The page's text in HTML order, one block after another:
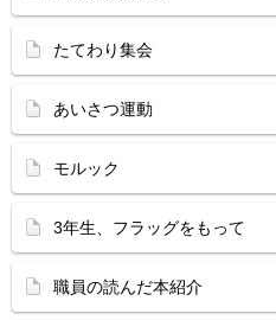
たてわり集会
あいさつ運動
モルック
3年生、フラッグをもって
職員の読んだ本紹介